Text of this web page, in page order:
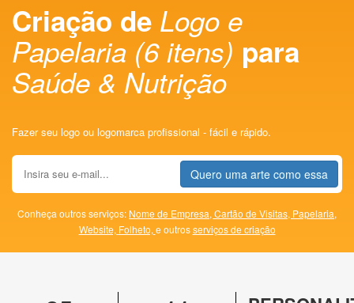
Criação de Logo e
Papelaria (6 itens) para
Saúde & Nutrição
Fazer seu logo ou logomarca profissional - fácil e rápido.
Quero uma arte como essa
Conheça outros serviços: Nome de Empresa, Cartão de Visitas, Papelaria,
Website, Folheto, e outrosserviços de criação